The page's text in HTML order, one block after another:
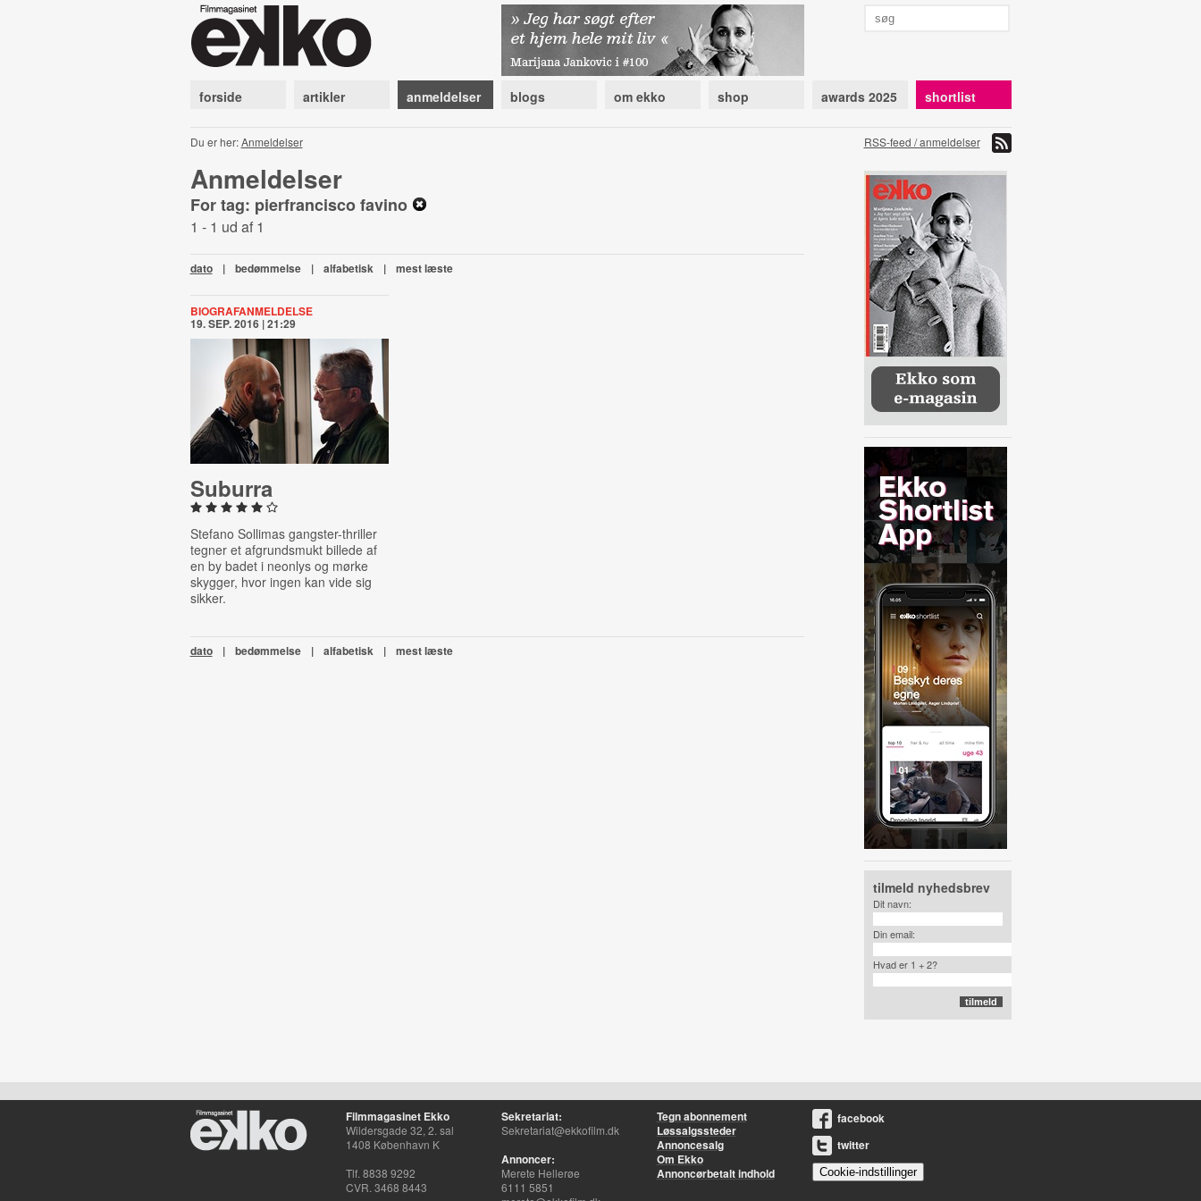
forside artikler anmeldelser blogs om ekko shop awards 2025 shortlist
Du er her:Anmeldelser RSS-feed / anmeldelser
Anmeldelser
For tag: pierfrancisco favino
1 - 1 ud af 1
dato | bedømmelse | alfabetisk | mest læste
BIOGRAFANMELDELSE
19. SEP. 2016 | 21:29
Suburra
Stefano Sollimas gangster-thriller
tegner et afgrundsmukt billede af
en by badet i neonlys og mørke
skygger, hvor ingen kan vide sig
sikker.
dato | bedømmelse | alfabetisk | mest læste
tilmeld nyhedsbrev
Dit navn:
Din email:
Hvad er 1 + 2?
Filmmagasinet Ekko
Wildersgade 32, 2. sal
1408 København K
Tlf. 8838 9292
CVR. 3468 8443
Sekretariat:
Sekretariat@ekkofilm.dk
Annoncer:
Merete Hellerøe
6111 5851
Tegn abonnement
Løssalgssteder
Annoncesalg
Om Ekko
Annoncørbetalt indhold
facebook
twitter
Cookie-indstillinger